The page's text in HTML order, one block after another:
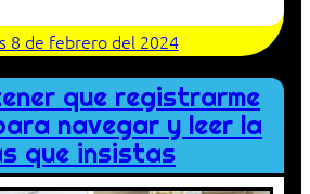
8 de febrero del 2024
que registrarme
navegar y leer la
que insistas